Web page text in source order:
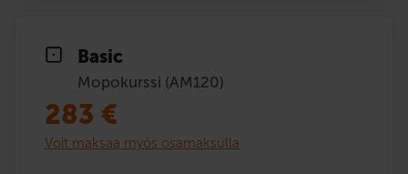
Basic
Mopokurssi (AM120)
283 €
Voit maksaa myös osamaksulla